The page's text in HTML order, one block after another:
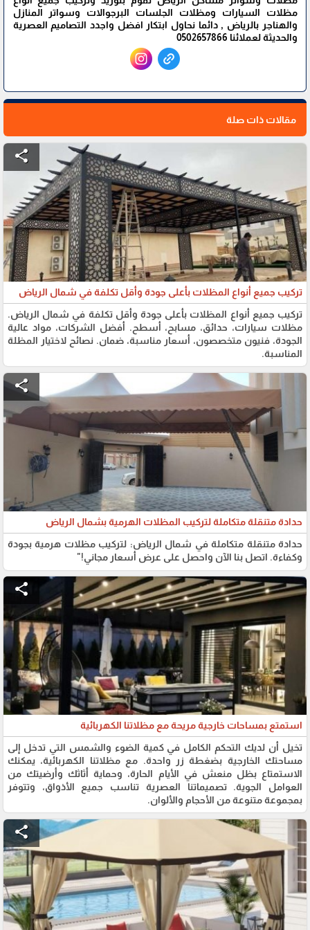
مظلات السيارات ومظلات الجلسات البرجوالات وسواتر المنازل
والهناجر بالرياض , دائما نحاول ابتكار افضل واجدد التصاميم العصرية
والحديثة لعملائنا 0502657866
مقالات ذات صلة
share
تركيب جميع أنواع المظلات بأعلى جودة وأقل تكلفة في شمال الرياض
تركيب جميع أنواع المظلات بأعلى جودة وأقل تكلفة في شمال الرياض.
مظلات سيارات، حدائق، مسابح، أسطح. أفضل الشركات، مواد عالية
الجودة، فنيون متخصصون، أسعار مناسبة، ضمان. نصائح لاختيار المظلة
المناسبة.
share
حدادة متنقلة متكاملة لتركيب المظلات الهرمية بشمال الرياض
حدادة متنقلة متكاملة في شمال الرياض: لتركيب مظلات هرمية بجودة
وكفاءة. اتصل بنا الآن واحصل على عرض أسعار مجاني!"
share
استمتع بمساحات خارجية مريحة مع مظلاتنا الكهربائية
تخيل أن لديك التحكم الكامل في كمية الضوء والشمس التي تدخل إلى
مساحتك الخارجية بضغطة زر واحدة. مع مظلاتنا الكهربائية، يمكنك
الاستمتاع بظل منعش في الأيام الحارة، وحماية أثاثك وأرضيتك من
العوامل الجوية. تصميماتنا العصرية تناسب جميع الأذواق، وتتوفر
بمجموعة متنوعة من الأحجام والألوان.
share